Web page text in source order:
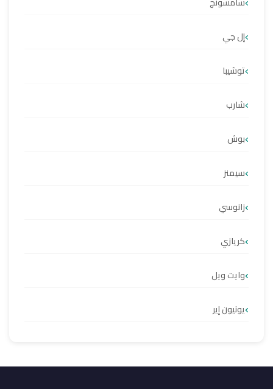
إل جي
توشيبا
شارب
بوش
سيمنز
زانوسي
كريازي
وايت ويل
يونيون إير